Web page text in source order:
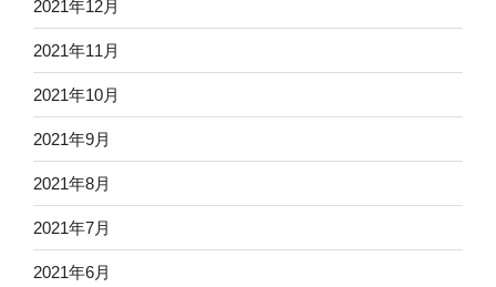
2021年12月
2021年11月
2021年10月
2021年9月
2021年8月
2021年7月
2021年6月